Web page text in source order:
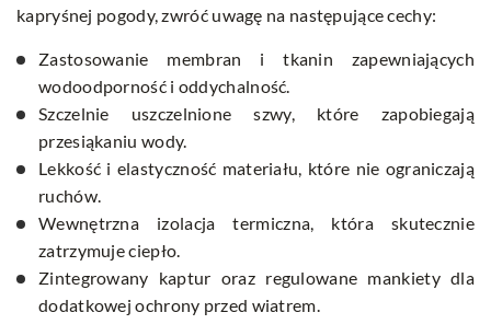
kapryśnej pogody, zwróć uwagę na następujące cechy:
Zastosowanie membran i tkanin zapewniających
wodoodporność i oddychalność.
Szczelnie uszczelnione szwy, które zapobiegają
przesiąkaniu wody.
Lekkość i elastyczność materiału, które nie ograniczają
ruchów.
Wewnętrzna izolacja termiczna, która skutecznie
zatrzymuje ciepło.
Zintegrowany kaptur oraz regulowane mankiety dla
dodatkowej ochrony przed wiatrem.